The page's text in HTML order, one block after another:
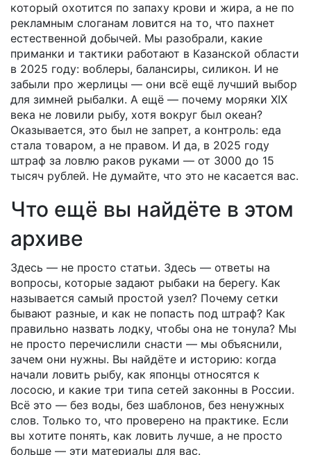
который охотится по запаху крови и жира, а не по
рекламным слоганам ловится на то, что пахнет
естественной добычей. Мы разобрали, какие
приманки и тактики работают в Казанской области
в 2025 году: воблеры, балансиры, силикон. И не
забыли про жерлицы — они всё ещё лучший выбор
для зимней рыбалки. А ещё — почему моряки XIX
века не ловили рыбу, хотя вокруг был океан?
Оказывается, это был не запрет, а контроль: еда
стала товаром, а не правом. И да, в 2025 году
штраф за ловлю раков руками — от 3000 до 15
тысяч рублей. Не думайте, что это не касается вас.
Что ещё вы найдёте в этом
архиве
Здесь — не просто статьи. Здесь — ответы на
вопросы, которые задают рыбаки на берегу. Как
называется самый простой узел? Почему сетки
бывают разные, и как не попасть под штраф? Как
правильно назвать лодку, чтобы она не тонула? Мы
не просто перечислили снасти — мы объяснили,
зачем они нужны. Вы найдёте и историю: когда
начали ловить рыбу, как японцы относятся к
лососю, и какие три типа сетей законны в России.
Всё это — без воды, без шаблонов, без ненужных
слов. Только то, что проверено на практике. Если
вы хотите понять, как ловить лучше, а не просто
больше — эти материалы для вас.